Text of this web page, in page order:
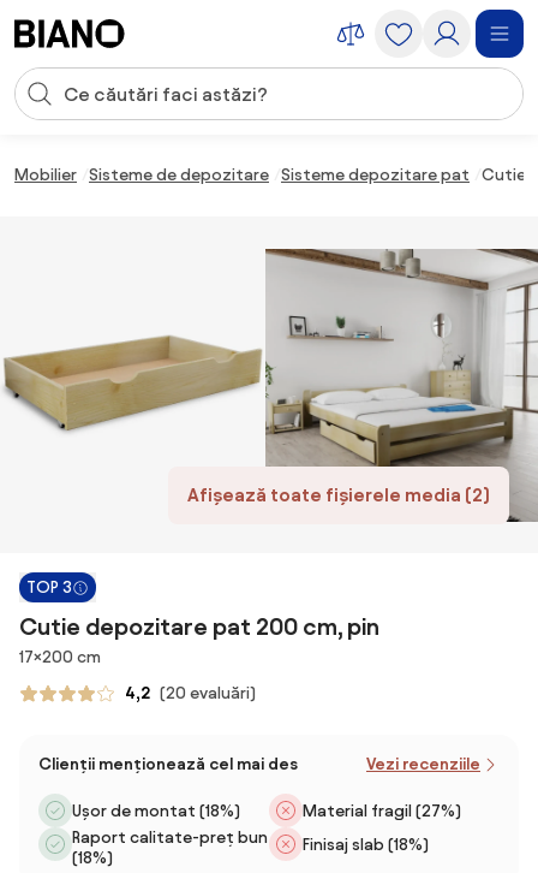
Introducerea căutării
Mobilier Sisteme de depozitare Sisteme depozitare pat Cutie
Afișează toate fișierele media (2)
TOP 3
Cutie depozitare pat 200 cm, pin
Dimensiuni
17×200 cm
4,2 (20 evaluări)
Clienții menționează cel mai des Vezi recenziile
Ușor de montat (18%)
Raport calitate-preț bun
(18%)
Material fragil (27%)
Finisaj slab (18%)